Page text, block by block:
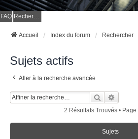
FAQ Rechercher
Accueil Index du forum Rechercher
Sujets actifs
Aller à la recherche avancée
Rechercher
2 Résultats Trouvés • Page
Sujets